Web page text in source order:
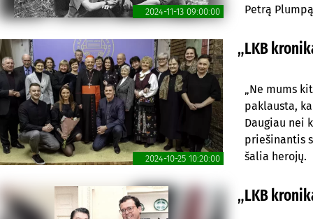
Petrą
2024-11-13 09:00:00
„LKB
„Ne mums
paklausta,
Daugiau nei
priešinantis
šalia herojų.
2024-10-25 10:20:00
„LKB